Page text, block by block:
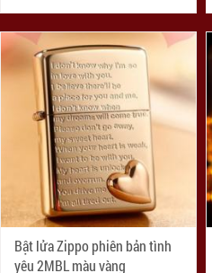
Bật lửa Zippo phiên bản tình
yêu 2MBL màu vàng